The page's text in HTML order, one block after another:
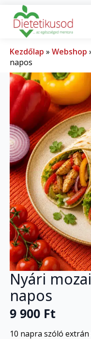
Kezdőlap » Webshop
napos
Nyári
napos
9 900 Ft
10 napra szóló